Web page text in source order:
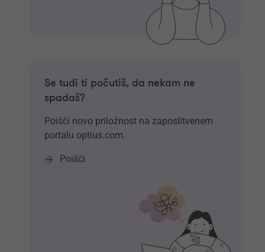
Se tudi ti počutiš, da nekam ne
spadaš?
Poišči novo priložnost na zaposlitvenem
portalu optius.com.
Poišči